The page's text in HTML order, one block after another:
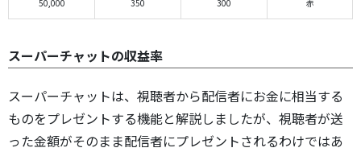
50,000 350 300 赤
スーパーチャットの収益率
スーパーチャットは、視聴者から配信者にお金に相当する
ものをプレゼントする機能と解説しましたが、視聴者が送
った金額がそのまま配信者にプレゼントされるわけではあ